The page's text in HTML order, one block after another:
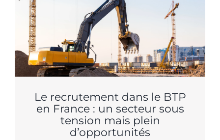
Le recrutement dans le BTP
en France : un secteur sous
tension mais plein
d’opportunités